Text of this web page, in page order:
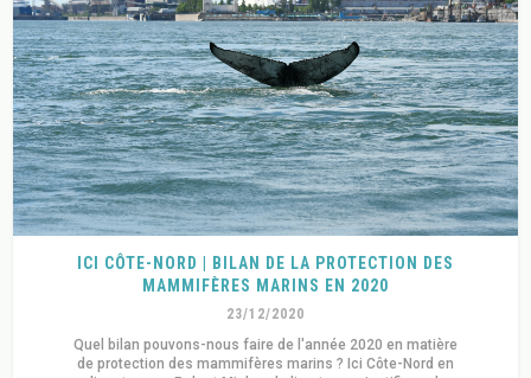
ICI CÔTE-NORD | BILAN DE LA PROTECTION DES
MAMMIFÈRES MARINS EN 2020
23/12/2020
Quel bilan pouvons-nous faire de l'année 2020 en matière
de protection des mammifères marins ? Ici Côte-Nord en